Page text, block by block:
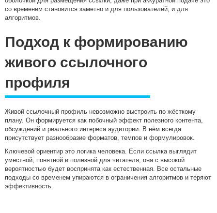
со временем становится заметно и для пользователей, и для
алгоритмов.
Подход к формированию
живого ссылочного
профиля
Живой ссылочный профиль невозможно выстроить по жёсткому
плану. Он формируется как побочный эффект полезного контента,
обсуждений и реального интереса аудитории. В нём всегда
присутствует разнообразие форматов, темпов и формулировок.
Ключевой ориентир это логика человека. Если ссылка выглядит
уместной, понятной и полезной для читателя, она с высокой
вероятностью будет воспринята как естественная. Все остальные
подходы со временем упираются в ограничения алгоритмов и теряют
эффективность.